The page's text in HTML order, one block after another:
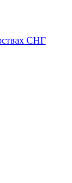
СНГ